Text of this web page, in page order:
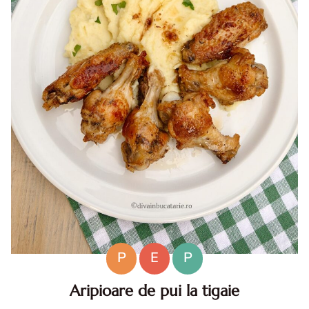
P E
P
Aripioare de pui la tigaie